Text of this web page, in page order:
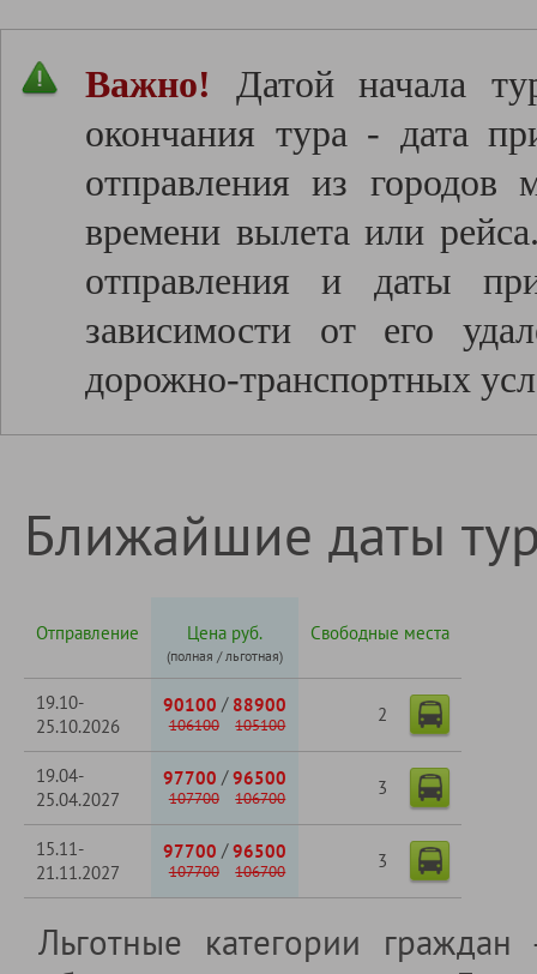
Важно!
Датой начала
окончания тура - дата
отправления из городов
времени вылета или
отправления и даты
зависимости от его
дорожно-транспортных
Ближайшие даты
Отправление Цена руб.
(полная / льготная)
Свободные места
19.10-
25.10.2026
90100 / 88900
106100 105100
2
19.04-
25.04.2027
97700 /96500
107700 106700
3
15.11-
21.11.2027
97700 /96500
107700 106700
3
Льготные категории